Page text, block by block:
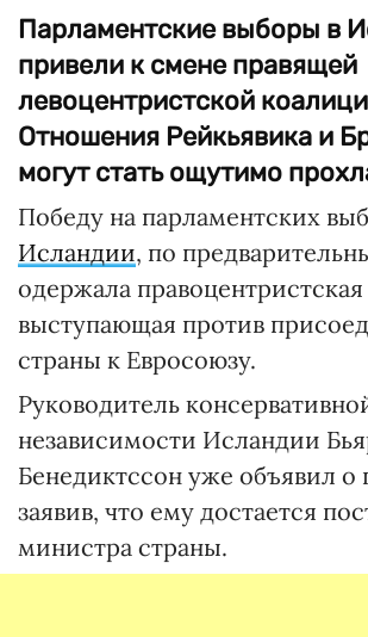
Парламентские выборы в
привели к смене правящей
левоцентристской
Отношения Рейкьявика и
могут стать ощутимо
Победу на парламентских
Исландии, по
одержала
выступающая против
страны к Евросоюзу.
Руководитель
независимости Исландии
Бенедиктссон уже объявил о
заявив, что ему достается
министра страны.